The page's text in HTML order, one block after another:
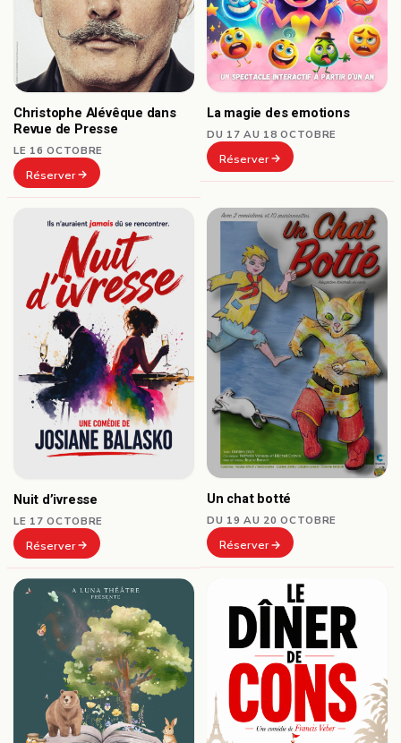
Christophe Alévêque dans
Revue de Presse
LE 16 OCTOBRE
Réserver
La magie des emotions
DU 17 AU 18 OCTOBRE
Réserver
Nuit d’ivresse
LE 17 OCTOBRE
Réserver
Un chat botté
DU 19 AU 20 OCTOBRE
Réserver